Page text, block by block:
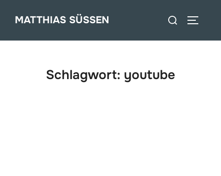
InhaltMATTHIAS SÜSSEN
Suchen
Schlagwort: youtube